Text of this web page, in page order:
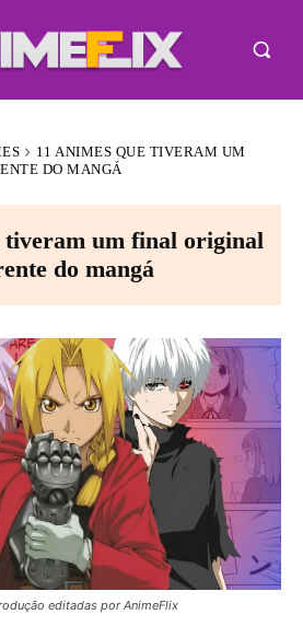
11 ANIMES QUE TIVERAM UM
DO MANGÁ
tiveram um final original
do mangá
editadas por AnimeFlix